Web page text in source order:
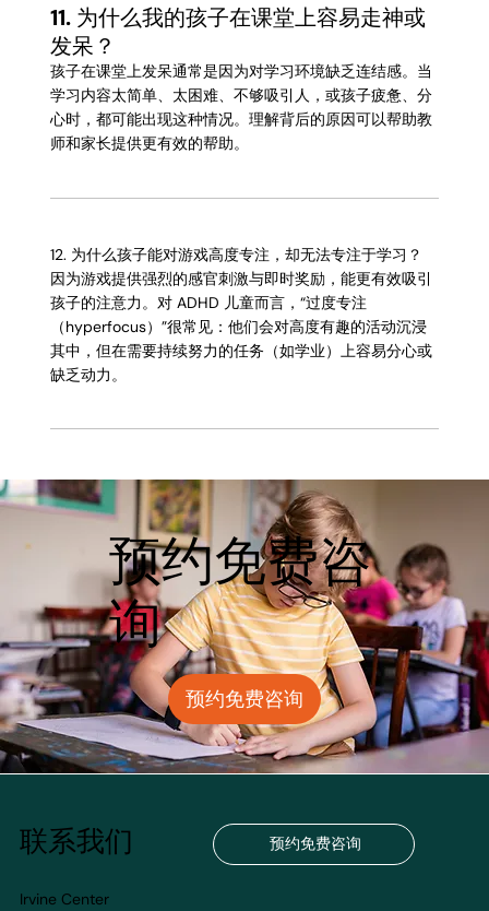
11.为什么我的孩子在课堂上容易走神或
发呆？
孩子在课堂上发呆通常是因为对学习环境缺乏连结感。当
学习内容太简单、太困难、不够吸引人，或孩子疲惫、分
心时，都可能出现这种情况。理解背后的原因可以帮助教
师和家长提供更有效的帮助。
12. 为什么孩子能对游戏高度专注，却无法专注于学习？
因为游戏提供强烈的感官刺激与即时奖励，能更有效吸引
孩子的注意力。对 ADHD 儿童而言，“过度专注
（hyperfocus）”很常见：他们会对高度有趣的活动沉浸
其中，但在需要持续努力的任务（如学业）上容易分心或
缺乏动力。
预约免费咨
询
预约免费咨询
联系我们 预约免费咨询
Irvine Center